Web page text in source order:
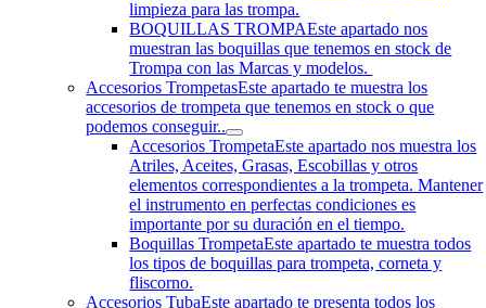
limpieza para las trompa.
BOQUILLAS TROMPAEste apartado nos
muestran las boquillas que tenemos en stock de
Trompa con las Marcas y modelos.
Accesorios TrompetasEste apartado te muestra los
accesorios de trompeta que tenemos en stock o que
podemos conseguir..
Accesorios TrompetaEste apartado nos muestra los
Atriles, Aceites, Grasas, Escobillas y otros
elementos correspondientes a la trompeta. Mantener
el instrumento en perfectas condiciones es
importante por su duración en el tiempo.
Boquillas TrompetaEste apartado te muestra todos
los tipos de boquillas para trompeta, corneta y
fliscorno.
Accesorios TubaEste apartado te presenta todos los